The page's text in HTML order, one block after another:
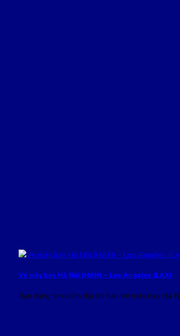
Vé máy bay Hà Nội (HAN) – Los Angeles (LAX)
Bạn đang tìm kiếm địa chỉ bán Vé máy bay Hà